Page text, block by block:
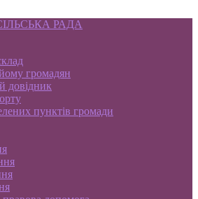
громадян
довідник
пунктів громади